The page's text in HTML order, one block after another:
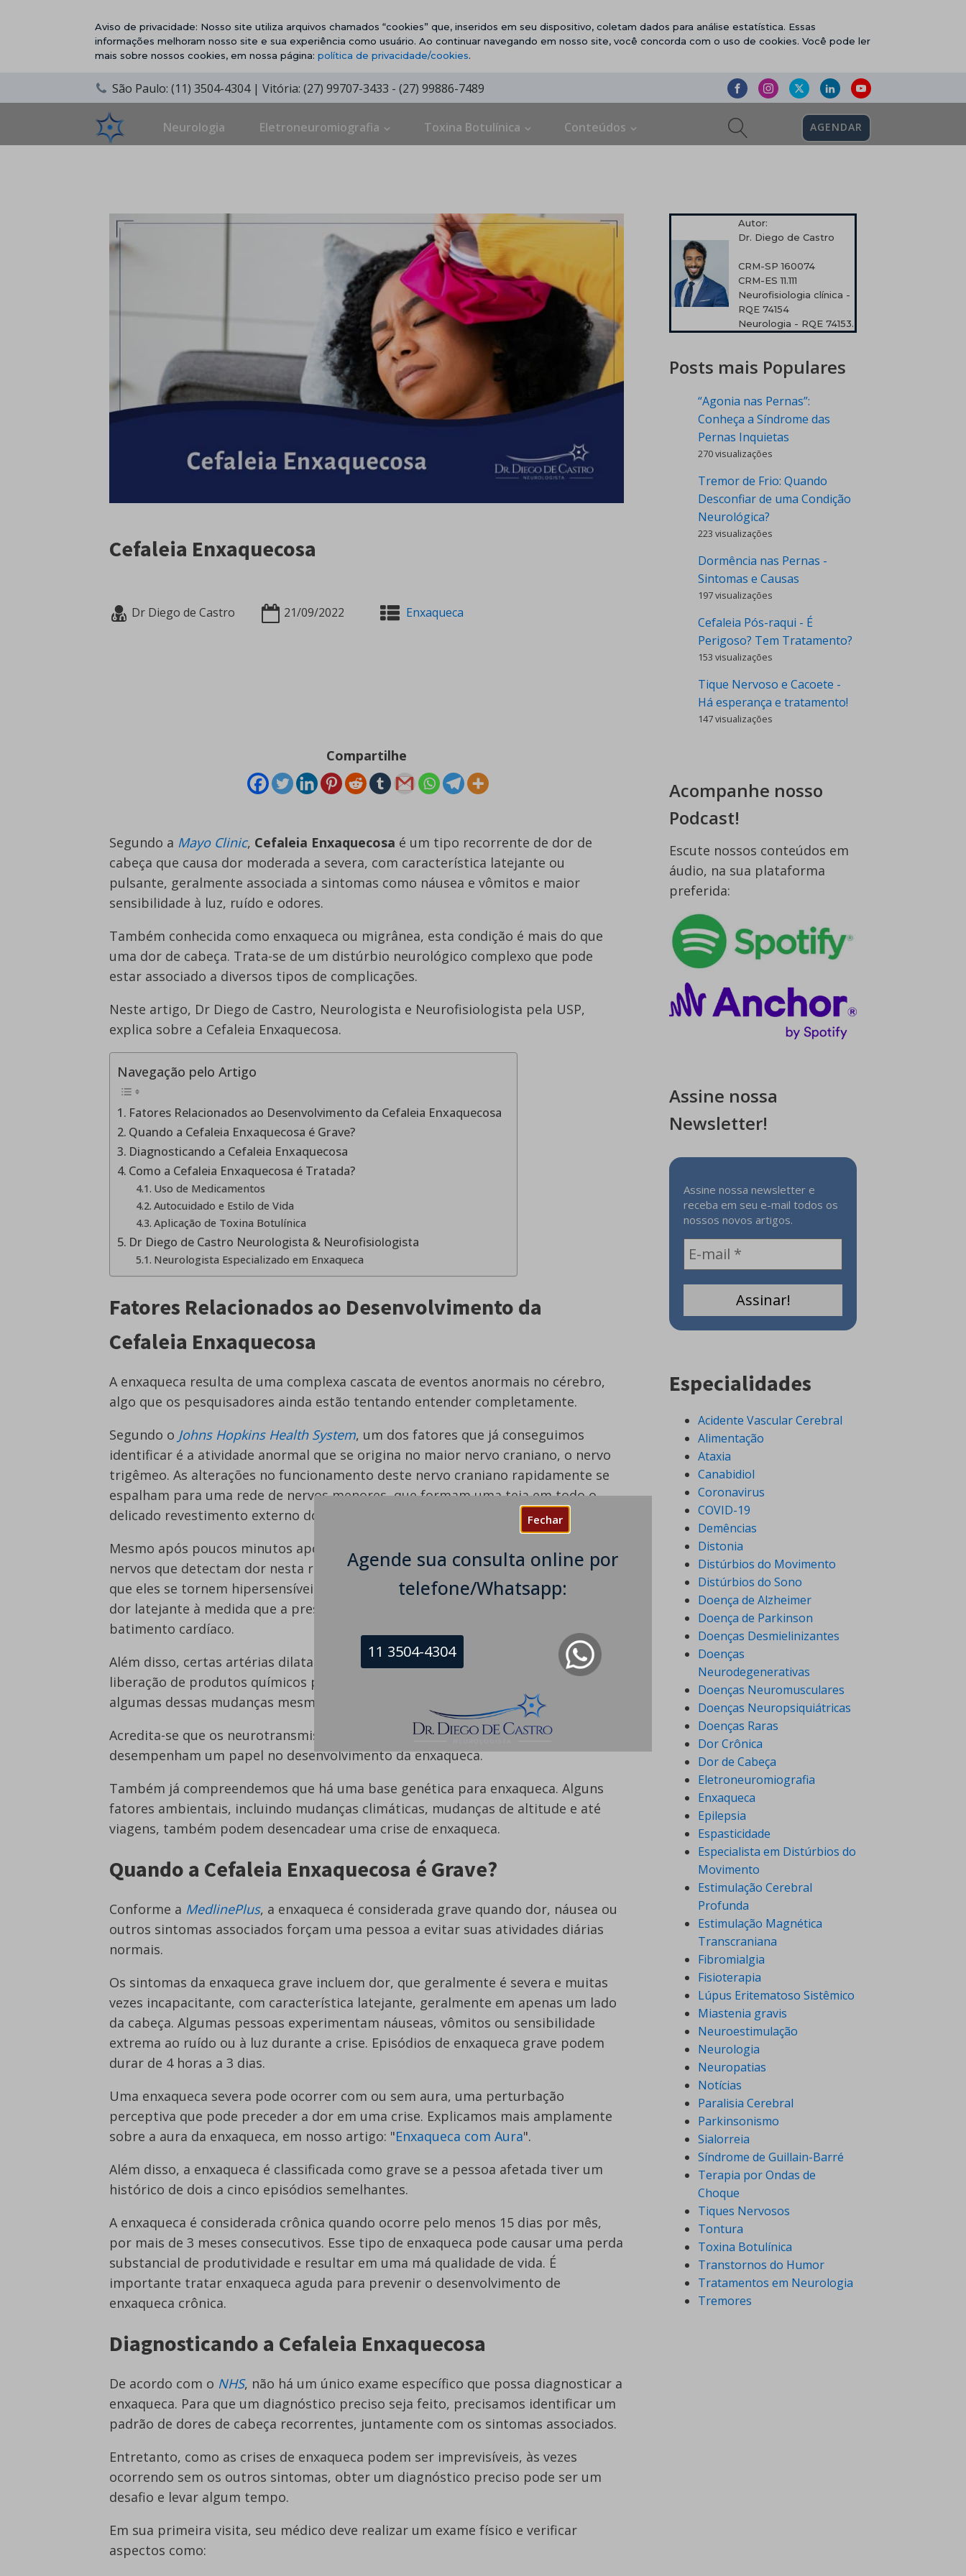
Fechar
Agende sua consulta online por
telefone/Whatsapp:
11 3504-4304
Aviso de privacidade: Nosso site utiliza arquivos chamados “cookies” que, inseridos em seu dispositivo, coletam dados para análise estatística. Essas
informações melhoram nosso site e sua experiência como usuário. Ao continuar navegando em nosso site, você concorda com o uso de cookies. Você pode ler
mais sobre nossos cookies, em nossa página: política de privacidade/cookies.
São Paulo: (11) 3504-4304 | Vitória: (27) 99707-3433 - (27) 99886-7489
Neurologia Eletroneuromiografia Toxina Botulínica Conteúdos AGENDAR
Cefaleia Enxaquecosa
Dr Diego de Castro 21/09/2022 Enxaqueca
Compartilhe
Segundo a Mayo Clinic, Cefaleia Enxaquecosa é um tipo recorrente de dor de
cabeça que causa dor moderada a severa, com característica latejante ou
pulsante, geralmente associada a sintomas como náusea e vômitos e maior
sensibilidade à luz, ruído e odores.
Também conhecida como enxaqueca ou migrânea, esta condição é mais do que
uma dor de cabeça. Trata-se de um distúrbio neurológico complexo que pode
estar associado a diversos tipos de complicações.
Neste artigo, Dr Diego de Castro, Neurologista e Neurofisiologista pela USP,
explica sobre a Cefaleia Enxaquecosa.
Navegação pelo Artigo
Fatores Relacionados ao Desenvolvimento da Cefaleia Enxaquecosa
Quando a Cefaleia Enxaquecosa é Grave?
Diagnosticando a Cefaleia Enxaquecosa
Como a Cefaleia Enxaquecosa é Tratada?
Uso de Medicamentos
Autocuidado e Estilo de Vida
Aplicação de Toxina Botulínica
Dr Diego de Castro Neurologista & Neurofisiologista
Neurologista Especializado em Enxaqueca
Fatores Relacionados ao Desenvolvimento da
Cefaleia Enxaquecosa
A enxaqueca resulta de uma complexa cascata de eventos anormais no cérebro,
algo que os pesquisadores ainda estão tentando entender completamente.
Segundo o Johns Hopkins Health System, um dos fatores que já conseguimos
identificar é a atividade anormal que se origina no maior nervo craniano, o nervo
trigêmeo. As alterações no funcionamento deste nervo craniano rapidamente se
espalham para uma rede de nervos menores, que formam uma teia em todo o
delicado revestimento externo do cérebro, conhecido como dura mater.
Mesmo após poucos minutos após o início de um episódio de enxaqueca, os
nervos que detectam dor nesta rede sofrem alterações moleculares. Isso faz com
que eles se tornem hipersensíveis à pressão. Esta resposta do gatilho capilar cria
dor latejante à medida que a pressão arterial naturalmente oscila a cada
batimento cardíaco.
Além disso, certas artérias dilatam e o fluxo sanguíneo é alterado, causando a
liberação de produtos químicos produtores de dor. Você pode experimentar
algumas dessas mudanças mesmo depois de um ataque ter passado.
Acredita-se que os neurotransmissores dopamina e serotonina também
desempenham um papel no desenvolvimento da enxaqueca.
Também já compreendemos que há uma base genética para enxaqueca. Alguns
fatores ambientais, incluindo mudanças climáticas, mudanças de altitude e até
viagens, também podem desencadear uma crise de enxaqueca.
Quando a Cefaleia Enxaquecosa é Grave?
Conforme a MedlinePlus, a enxaqueca é considerada grave quando dor, náusea ou
outros sintomas associados forçam uma pessoa a evitar suas atividades diárias
normais.
Os sintomas da enxaqueca grave incluem dor, que geralmente é severa e muitas
vezes incapacitante, com característica latejante, geralmente em apenas um lado
da cabeça. Algumas pessoas experimentam náuseas, vômitos ou sensibilidade
extrema ao ruído ou à luz durante a crise. Episódios de enxaqueca grave podem
durar de 4 horas a 3 dias.
Uma enxaqueca severa pode ocorrer com ou sem aura, uma perturbação
perceptiva que pode preceder a dor em uma crise. Explicamos mais amplamente
sobre a aura da enxaqueca, em nosso artigo: "Enxaqueca com Aura".
Além disso, a enxaqueca é classificada como grave se a pessoa afetada tiver um
histórico de dois a cinco episódios semelhantes.
A enxaqueca é considerada crônica quando ocorre pelo menos 15 dias por mês,
por mais de 3 meses consecutivos. Esse tipo de enxaqueca pode causar uma perda
substancial de produtividade e resultar em uma má qualidade de vida. É
importante tratar enxaqueca aguda para prevenir o desenvolvimento de
enxaqueca crônica.
Diagnosticando a Cefaleia Enxaquecosa
De acordo com o NHS, não há um único exame específico que possa diagnosticar a
enxaqueca. Para que um diagnóstico preciso seja feito, precisamos identificar um
padrão de dores de cabeça recorrentes, juntamente com os sintomas associados.
Entretanto, como as crises de enxaqueca podem ser imprevisíveis, às vezes
ocorrendo sem os outros sintomas, obter um diagnóstico preciso pode ser um
desafio e levar algum tempo.
Em sua primeira visita, seu médico deve realizar um exame físico e verificar
aspectos como:
Autor:
Dr. Diego de Castro
CRM-SP 160074
CRM-ES 11.111
Neurofisiologia clínica -
RQE 74154
Neurologia - RQE 74153.
Posts mais Populares
“Agonia nas Pernas”:
Conheça a Síndrome das
Pernas Inquietas
270 visualizações
Tremor de Frio: Quando
Desconfiar de uma Condição
Neurológica?
223 visualizações
Dormência nas Pernas -
Sintomas e Causas
197 visualizações
Cefaleia Pós-raqui - É
Perigoso? Tem Tratamento?
153 visualizações
Tique Nervoso e Cacoete -
Há esperança e tratamento!
147 visualizações
Acompanhe nosso
Podcast!
Escute nossos conteúdos em
áudio, na sua plataforma
preferida:
Assine nossa
Newsletter!
Assine nossa newsletter e
receba em seu e-mail todos os
nossos novos artigos.
Especialidades
Acidente Vascular Cerebral
Alimentação
Ataxia
Canabidiol
Coronavirus
COVID-19
Demências
Distonia
Distúrbios do Movimento
Distúrbios do Sono
Doença de Alzheimer
Doença de Parkinson
Doenças Desmielinizantes
Doenças
Neurodegenerativas
Doenças Neuromusculares
Doenças Neuropsiquiátricas
Doenças Raras
Dor Crônica
Dor de Cabeça
Eletroneuromiografia
Enxaqueca
Epilepsia
Espasticidade
Especialista em Distúrbios do
Movimento
Estimulação Cerebral
Profunda
Estimulação Magnética
Transcraniana
Fibromialgia
Fisioterapia
Lúpus Eritematoso Sistêmico
Miastenia gravis
Neuroestimulação
Neurologia
Neuropatias
Notícias
Paralisia Cerebral
Parkinsonismo
Sialorreia
Síndrome de Guillain-Barré
Terapia por Ondas de
Choque
Tiques Nervosos
Tontura
Toxina Botulínica
Transtornos do Humor
Tratamentos em Neurologia
Tremores